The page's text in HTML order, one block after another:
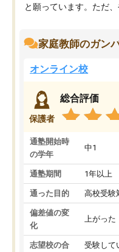
と願っています。ただ、
家庭教師のガン
オンライン校
保護者
総合評価
通塾開始時
の学年
中1
通塾期間 1年以上
通った目的 高校受験
偏差値の変
化
上がった
志望校の合
受験して